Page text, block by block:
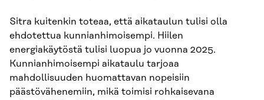
Sitra kuitenkin toteaa, että aikataulun tulisi olla
ehdotettua kunnianhimoisempi. Hiilen
energiakäytöstä tulisi luopua jo vuonna 2025.
Kunnianhimoisempi aikataulu tarjoaa
mahdollisuuden huomattavan nopeisiin
päästövähenemiin, mikä toimisi rohkaisevana